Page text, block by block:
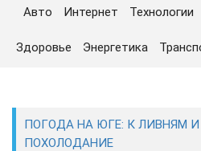
ГЛАВНАЯ
СЕГОДНЯ
ЭКОНОМИКА
Авто Интернет Технологии
Здоровье Энергетика
ПОГОДА НА ЮГЕ: К ЛИВНЯМ
ПОХОЛОДАНИЕ